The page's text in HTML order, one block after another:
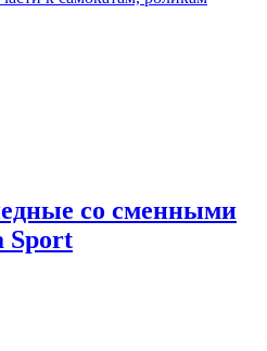
со сменными
Sport